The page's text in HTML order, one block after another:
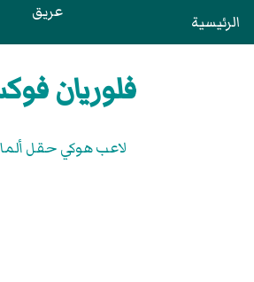
الرئيسية عريق
فلوريان
لاعب هوكي حقل